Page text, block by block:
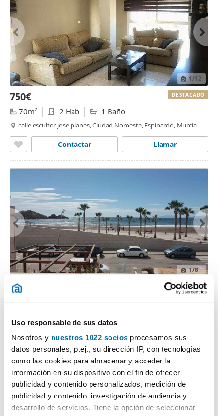
Uso responsable de sus datos
Nosotros y nuestros 1022 socios procesamos sus
datos personales, p.ej., su dirección IP, con tecnologías
como las cookies para almacenar y acceder la
información en su dispositivo con el fin de ofrecer
publicidad y contenido personalizados, medición de
publicidad y contenido, investigación de audiencia y
desarrollo de servicios. Tiene la opción de seleccionar
1/12
750€
70m2 2 Hab 1 Baño
calle escultor jose planes, Ciudad Noroeste, Espinardo, Murcia
Llamar
Contactar
DESTACADO
1/8
800€
85m2 3 Hab 1 Baño
Llamar
Contactar
DESTACADO